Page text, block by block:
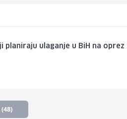
ulaganje u BiH na oprez